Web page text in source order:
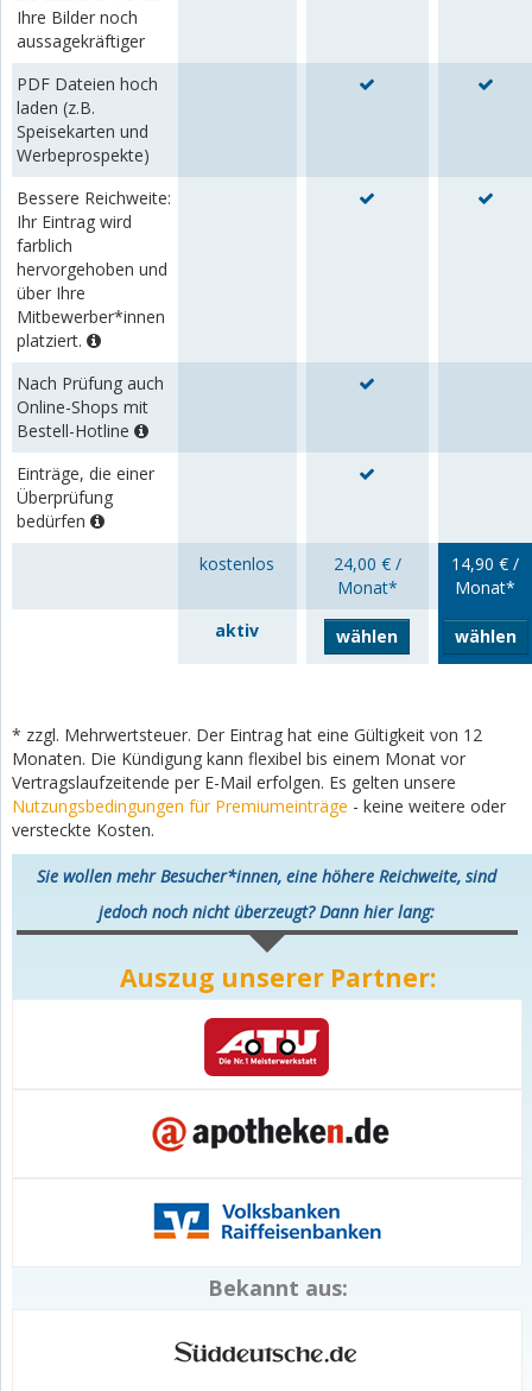
Ihre Bilder noch
aussagekräftiger
PDF Dateien hoch
laden (z.B.
Speisekarten und
Werbeprospekte)
Bessere Reichweite:
Ihr Eintrag wird
farblich
hervorgehoben und
über Ihre
Mitbewerber*innen
platziert.
Nach Prüfung auch
Online-Shops mit
Bestell-Hotline
Einträge, die einer
Überprüfung
bedürfen
kostenlos
24,00 € /
Monat*
14,90 € /
Monat*
aktiv
wählen wählen
* zzgl. Mehrwertsteuer. Der Eintrag hat eine Gültigkeit von 12
Monaten. Die Kündigung kann flexibel bis einem Monat vor
Vertragslaufzeitende per E-Mail erfolgen. Es gelten unsere
Nutzungsbedingungen für Premiumeinträge - keine weitere oder
versteckte Kosten.
Sie wollen mehr Besucher*innen, eine höhere Reichweite, sind
jedoch noch nicht überzeugt? Dann hier lang:
Auszug unserer Partner:
Bekannt aus: